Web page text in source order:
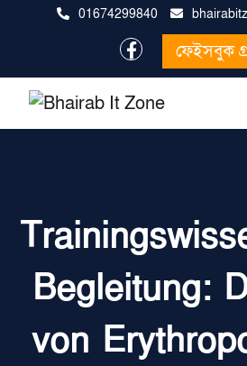
01674299840
ফেইসবুক
Begleitung:
von